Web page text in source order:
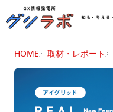
HOME 取材・レポート